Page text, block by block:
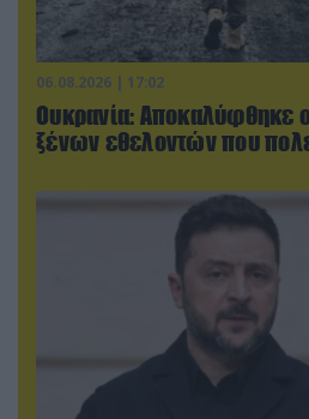
06.08.2026 | 17:02
Ουκρανία: Αποκαλύφθηκε
ξένων εθελοντών που